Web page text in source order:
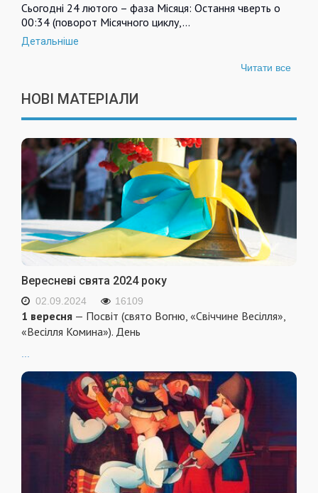
Сьогодні 24 лютого – фаза Місяця: Остання чверть о
00:34 (поворот Місячного циклу,…
Детальніше
Читати все
НОВІ МАТЕРІАЛИ
Вересневі свята 2024 року
02.09.2024 16109
1 вересня — Посвіт (свято Вогню, «Свіччине Весілля»,
«Весілля Комина»). День
...